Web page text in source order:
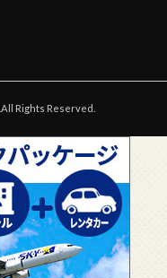
.All Rights Reserved.